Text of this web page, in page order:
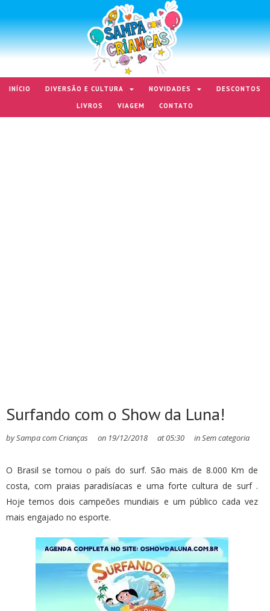
INÍCIO DIVERSÃO E CULTURA NOVIDADES
DESCONTOS
LIVROS
VIAGEM CONTATO
Surfando com o Show da Luna!
bySampa com Crianças on 19/12/2018 at05:30 inSem categoria
O Brasil se tornou o país do surf. São mais de 8.000 Km de
costa, com praias paradisíacas e uma forte cultura de surf .
Hoje temos dois campeões mundiais e um público cada vez
mais engajado no esporte.